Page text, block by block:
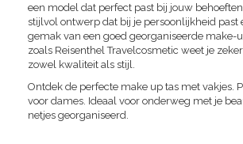
een model dat perfect past bij jouw
stijlvol ontwerp dat bij je persoonlijkheid past
gemak van een goed georganiseerde make-
zoals Reisenthel Travelcosmetic weet je
zowel kwaliteit als stijl.
Ontdek de perfecte make up tas met vakjes.
voor dames. Ideaal voor onderweg met je
netjes georganiseerd.